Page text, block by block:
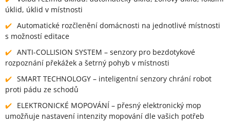
úklid, úklid v místnosti
Automatické rozčlenění domácnosti na jednotlivé místnosti
s možností editace
ANTI-COLLISION SYSTEM – senzory pro bezdotykové
rozpoznání překážek a šetrný pohyb v místnosti
SMART TECHNOLOGY – inteligentní senzory chrání robot
proti pádu ze schodů
ELEKTRONICKÉ MOPOVÁNÍ – přesný elektronický mop
umožňuje nastavení intenzity mopování dle vašich potřeb